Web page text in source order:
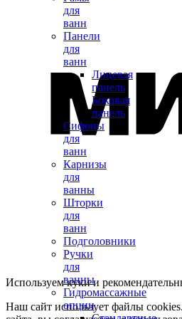
для
ванн
Панели
для
ванн
Лицевая
панель
Боковая
панель
Сифоны
для
ванн
Карнизы
для
ванны
Шторки
для
ванн
Подголовники
Ручки
для
ванны
Гидромассажные
опции
Используем куки и
Наш сайт использует файлы